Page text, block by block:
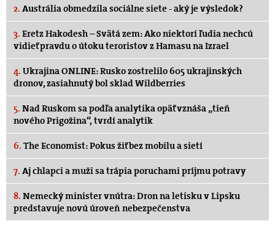
2. Austrália obmedzila sociálne siete - aký je výsledok?
3. Eretz Hakodesh – Svätá zem: Ako niektorí ľudia nechcú
vidieť pravdu o útoku teroristov z Hamasu na Izrael
4. Ukrajina ONLINE: Rusko zostrelilo 605 ukrajinských
dronov, zasiahnutý bol sklad Wildberries
5. Nad Ruskom sa podľa analytika opäť vznáša „tieň
nového Prigožina“, tvrdí analytik
6. The Economist: Pokus žiť bez mobilu a sietí
7. Aj chlapci a muži sa trápia poruchami príjmu potravy
8. Nemecký minister vnútra: Dron na letisku v Lipsku
predstavuje novú úroveň nebezpečenstva